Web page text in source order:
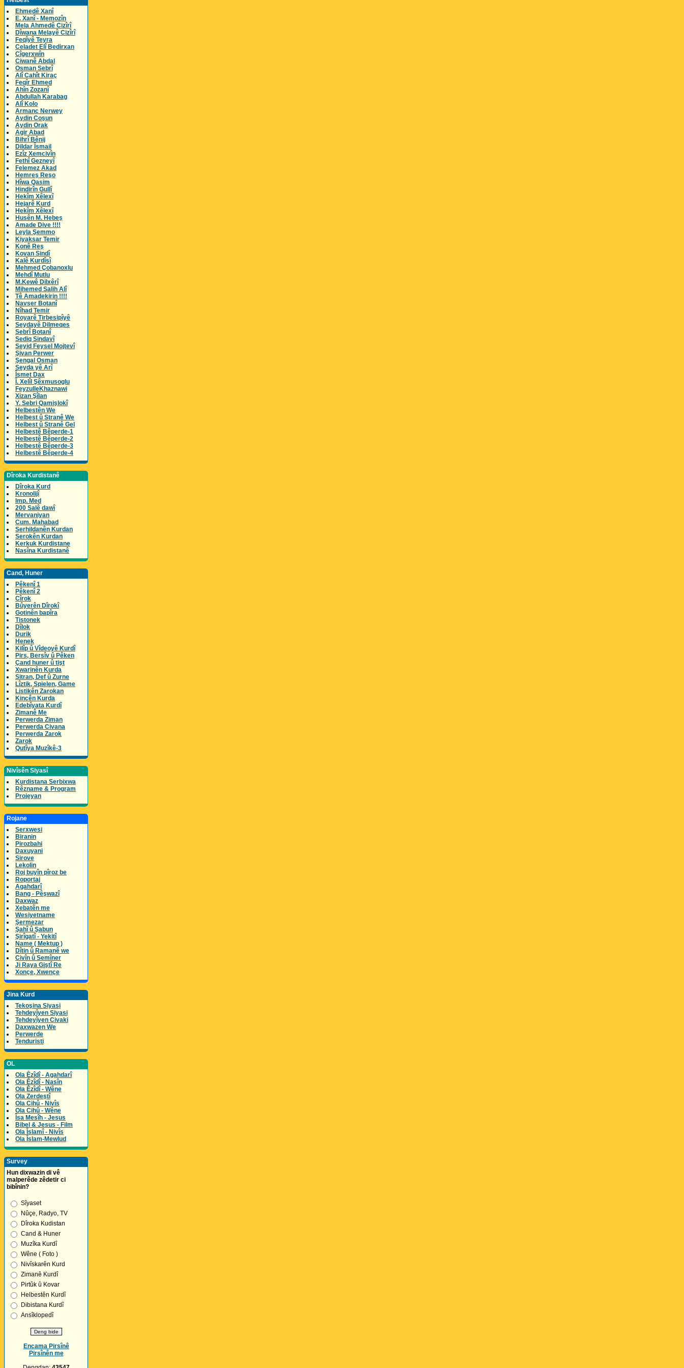
Ehmedê Xanî
E. Xanî - Memozîn
Mela Ahmedê Cizîrî
Dîwana Melayê Cizîrî
Feqîyê Teyra
Celadet Elî Bedirxan
Cîgerxwîn
Ciwanê Abdal
Osman Sebrî
Alî Cahît Kiraç
Feqîr Ehmed
Ahîn Zozanî
Abdullah Karabag
Alî Kolo
Armanc Nerwey
Aydin Coşun
Aydin Orak
Agir Abad
Bihrî Bênij
Dildar Îsmail
Ezîz Xemcivîn
Fethî Gezneyî
Felemez Akad
Hemreş Reşo
Hîwa Qasim
Hindirîn Gullî
Hekîm Xêlexî
Hejarê Kurd
Hekîm Xêlexî
Husên M. Hebeş
Amade Dive !!!!
Leyla Şemmo
Kiyaksar Temir
Konê Reş
Kovan Sindî
Kalê Kurdîsî
Mehmed Çobanoxlu
Mehdî Mutlu
M.Kewê Dilxêrî
Mihemed Salih Alî
Tê Amadekirin !!!!
Navser Botanî
Nîhad Temir
Royarê Tirbesipîyê
Seydayê Dilmeqes
Sebrî Botanî
Sediq Sindavî
Seyid Feysel Mojtevî
Şivan Perwer
Şengal Osman
Seyda yê Arî
Îsmet Dax
Î. Xelîl Şêxmusoglu
FeyzulleKhaznawi
Xizan Şîlan
Y. Sebri Qamişlokî
Helbestên We
Helbest û Stranê We
Helbest û Stranê Gel
Helbestê Bêperde-1
Helbestê Bêperde-2
Helbestê Bêperde-3
Helbestê Bêperde-4
Dîroka Kurdistanê
Dîroka Kurd
Kronolijî
Imp. Med
200 Salê dawî
Mervaniyan
Cum. Mahabad
Serhildanên Kurdan
Serokên Kurdan
Kerkuk Kurdistane
Nasîna Kurdistanê
Cand, Huner
Pêkenî 1
Pêkenî 2
Cîrok
Bûyerên Dîrokî
Gotinên bapîra
Tistonek
Dîlok
Durik
Henek
Kilîp û Vîdeoyê Kurdî
Pirs, Bersîv û Pêken
Çand huner û tişt
Xwarinên Kurda
Sitran, Def û Zurne
Lîztik, Spielen, Game
Listikên Zarokan
Kincên Kurda
Edebîyata Kurdî
Zimanê Me
Perwerda Ziman
Perwerda Civana
Perwerda Zarok
Zarok
Qutîya Muzîkê-3
Nivîsên Siyasî
Kurdistana Serbixwa
Rêzname & Program
Projeyan
Rojane
Serxwesi
Biranin
Pirozbahi
Daxuyani
Sirove
Lekolin
Roj buyîn pîroz be
Roportaj
Agahdarî
Bang - Pêşwazî
Daxwaz
Xebatên me
Wesiyetname
Şermezar
Şahî û Şabun
Şirîgatî - Yekitî
Name ( Mektup )
Dîtin û Ramanê we
Civîn û Semîner
Ji Raya Giştî Re
Xonçe, Xwençe
Jina Kurd
Tekoşina Siyasi
Tehdeyîyen Siyasi
Tehdeyîyen Civaki
Daxwazen We
Perwerde
Tenduristi
OL
Ola Êzîdî - Agahdarî
Ola Êzîdî - Nasîn
Ola Êzîdî - Wêne
Ola Zerdeştî
Ola Cihû - Nivîs
Ola Cihû - Wêne
Îsa Mesîh - Jesus
Bibel & Jesus - Film
Ola Îslamî - Nivîs
Ola Îslam-Mewlud
Survey
Hun dixwazin di vê
malperêde zêdetir ci
bibînin?
Sîyaset
Nûçe, Radyo, TV
Dîroka Kudistan
Cand & Huner
Muzîka Kurdî
Wêne ( Foto )
Nivîskarên Kurd
Zimanê Kurdî
Pirtûk û Kovar
Helbestên Kurdî
Dibistana Kurdî
Ansîklopedî
Encama Pirsînê
Pirsînên me